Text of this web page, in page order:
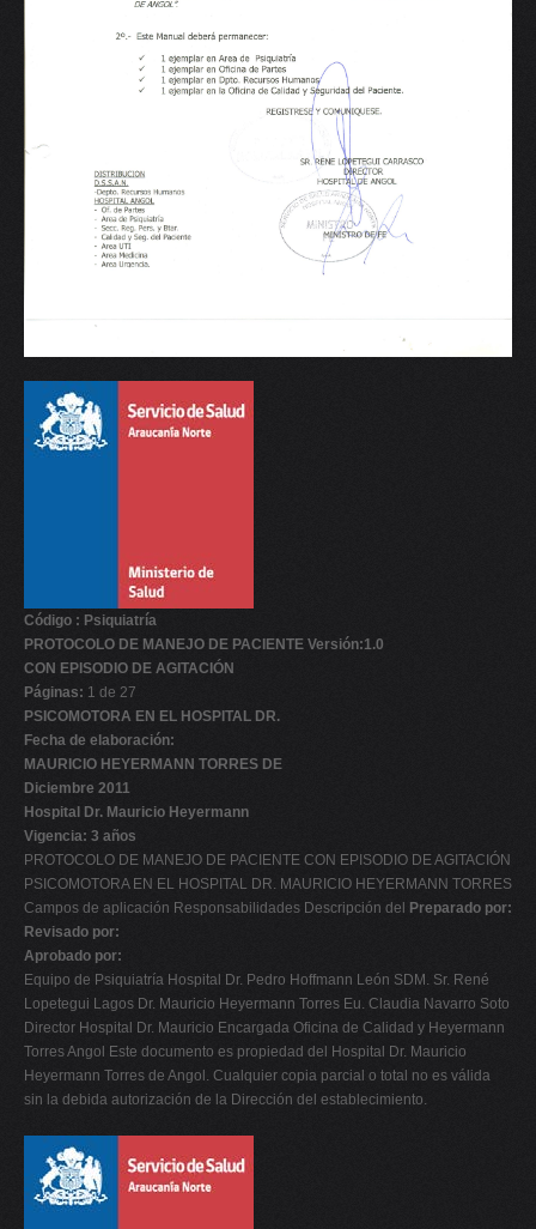
0-9
Código : Psiquiatría
PROTOCOLO DE MANEJO DE PACIENTE Versión:1.0
CON EPISODIO DE AGITACIÓN
Páginas: 1 de 27
PSICOMOTORA EN EL HOSPITAL DR.
Fecha de elaboración:
MAURICIO HEYERMANN TORRES DE
Diciembre 2011
Hospital Dr. Mauricio Heyermann
Vigencia: 3 años
PROTOCOLO DE MANEJO DE PACIENTE CON EPISODIO DE AGITACIÓN
PSICOMOTORA EN EL HOSPITAL DR. MAURICIO HEYERMANN TORRES
Campos de aplicación Responsabilidades Descripción del Preparado por:
Revisado por:
Aprobado por:
Equipo de Psiquiatría Hospital Dr. Pedro Hoffmann León SDM. Sr. René
Lopetegui Lagos Dr. Mauricio Heyermann Torres Eu. Claudia Navarro Soto
Director Hospital Dr. Mauricio Encargada Oficina de Calidad y Heyermann
Torres Angol Este documento es propiedad del Hospital Dr. Mauricio
Heyermann Torres de Angol. Cualquier copia parcial o total no es válida
sin la debida autorización de la Dirección del establecimiento.